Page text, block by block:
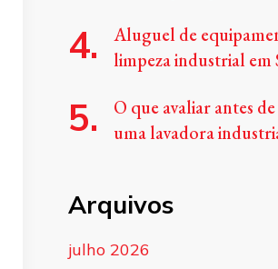
Aluguel de
limpeza industrial em
O que avaliar antes
uma lavadora
Arquivos
julho 2026